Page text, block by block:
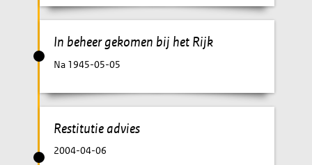
In beheer gekomen bij het Rijk
Na 1945-05-05
Restitutie advies
2004-04-06